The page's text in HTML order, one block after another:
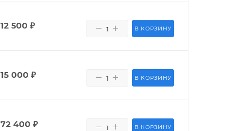
12 500 ₽ В КОРЗИНУ
15 000 ₽ В КОРЗИНУ
72 400 ₽ В КОРЗИНУ